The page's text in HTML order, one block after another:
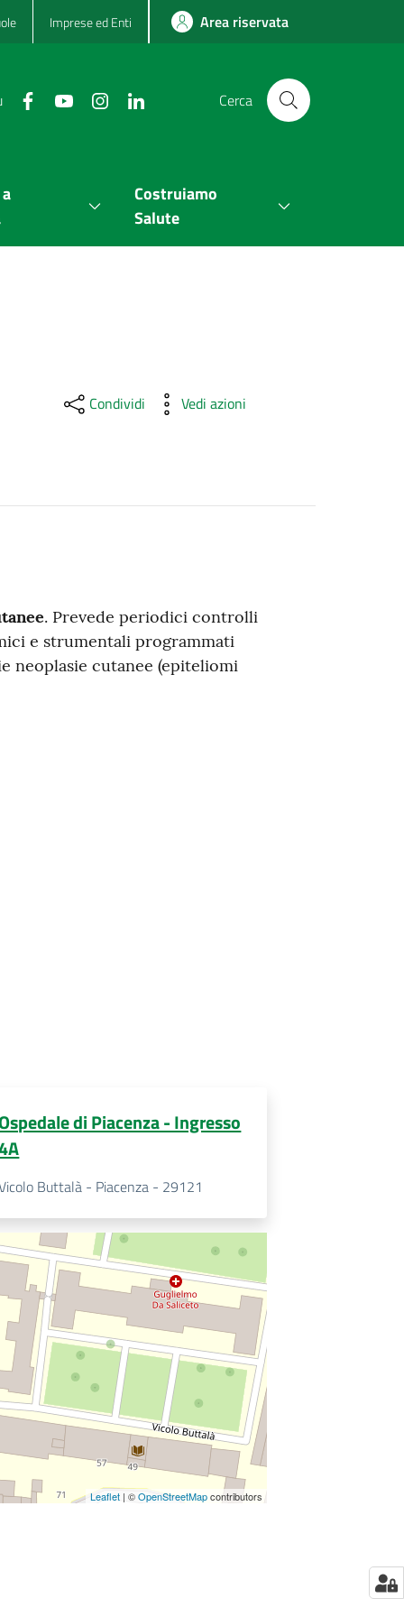
Imprese ed Enti Area riservata
Cerca
Costruiamo
Salute
Condividi Vedi azioni
. Prevede periodici controlli
e strumentali programmati
neoplasie cutanee (epiteliomi
di Piacenza - Ingresso
Buttalà - Piacenza - 29121
Leaflet| ©OpenStreetMapcontributors